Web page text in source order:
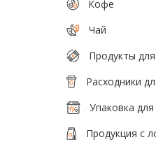
Тепловое
Холодильное
Производители /
Прайс-листы
Кофе
Чай
Продукты
Расходники
Упаковка
Продукция с